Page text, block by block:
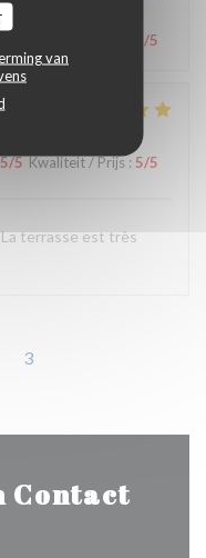
van
/5
5/5 Kwaliteit / Prijs: 5/5
terrasse est très
3
Contact